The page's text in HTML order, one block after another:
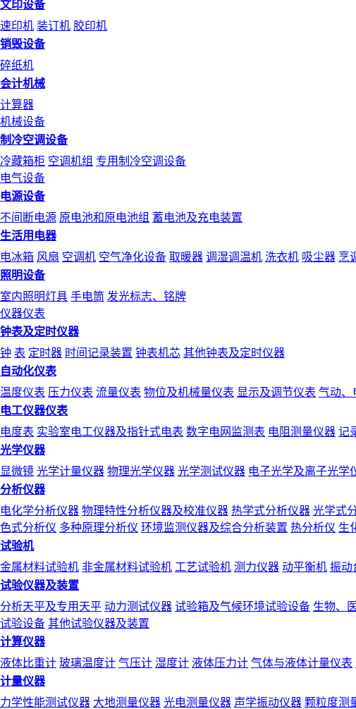
文印设备
速印机 装订机 胶印机
销毁设备
碎纸机
会计机械
计算器
机械设备
制冷空调设备
冷藏箱柜 空调机组 专用制冷空调设备
电气设备
电源设备
不间断电源 原电池和原电池组 蓄电池及充电装置
生活用电器
电冰箱 风扇 空调机 空气净化设备 取暖器 调湿调温机 洗衣机 吸尘器 烹
照明设备
室内照明灯具 手电筒 发光标志、铭牌
仪器仪表
钟表及定时仪器
钟 表 定时器 时间记录装置 钟表机芯 其他钟表及定时仪器
自动化仪表
温度仪表 压力仪表 流量仪表 物位及机械量仪表 显示及调节仪表 气动、
电工仪器仪表
电度表 实验室电工仪器及指针式电表 数字电网监测表 电阻测量仪器 记
光学仪器
显微镜 光学计量仪器 物理光学仪器 光学测试仪器 电子光学及离子光学
分析仪器
电化学分析仪器 物理特性分析仪器及校准仪器 热学式分析仪器 光学式
色式分析仪 多种原理分析仪 环境监测仪器及综合分析装置 热分析仪 生
试验机
金属材料试验机 非金属材料试验机 工艺试验机 测力仪器 动平衡机 振动
试验仪器及装置
分析天平及专用天平 动力测试仪器 试验箱及气候环境试验设备 生物、
试验设备 其他试验仪器及装置
计算仪器
液体比重计 玻璃温度计 气压计 湿度计 液体压力计 气体与液体计量仪表
计量仪器
力学性能测试仪器 大地测量仪器 光电测量仪器 声学振动仪器 颗粒度测